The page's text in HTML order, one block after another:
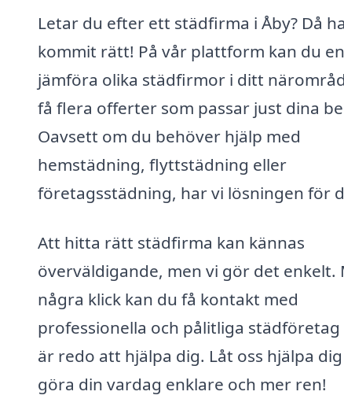
Letar du efter ett städfirma i Åby? Då
kommit rätt! På vår plattform kan du
jämföra olika städfirmor i ditt
få flera offerter som passar just dina
Oavsett om du behöver hjälp med
hemstädning, flyttstädning eller
företagsstädning, har vi lösningen för
Att hitta rätt städfirma kan kännas
överväldigande, men vi gör det enkelt.
några klick kan du få kontakt med
professionella och pålitliga städföretag
är redo att hjälpa dig. Låt oss hjälpa
göra din vardag enklare och mer ren!